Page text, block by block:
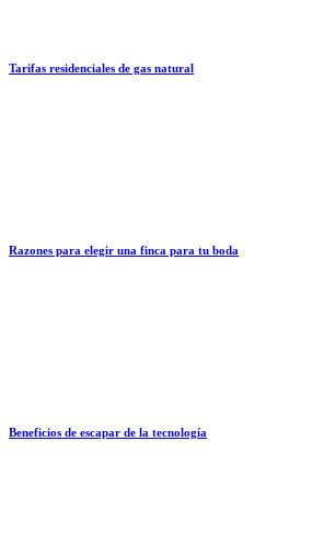
Tarifas residenciales de gas natural
Razones para elegir una finca para tu boda
Beneficios de escapar de la tecnología